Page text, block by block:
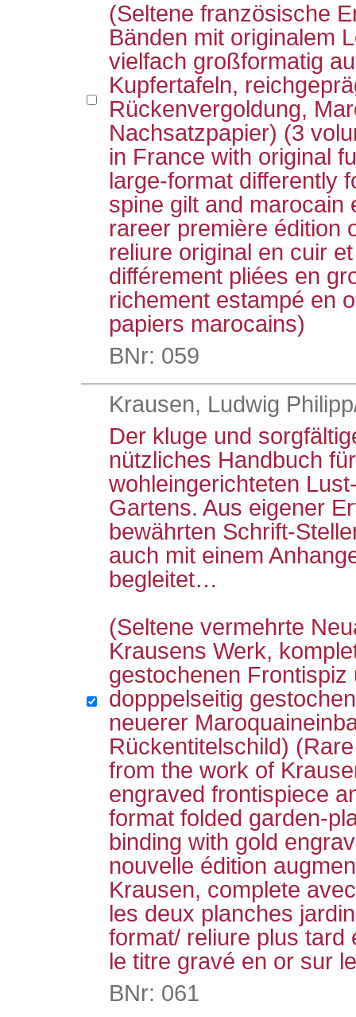
(Seltene französische
Bänden mit originalem
vielfach großformatig
Kupfertafeln,
Rückenvergoldung,
Nachsatzpapier) (3
in France with original
large-format differently
spine gilt and marocain
rareer première édition
reliure original en cuir
différement pliées en
richement estampé en
papiers marocains)
BNr: 059
Krausen, Ludwig
Der kluge und
nützliches Handbuch
wohleingerichteten
Gartens. Aus eigener
bewährten Schrift-
auch mit einem
begleitet…
(Seltene vermehrte
Krausens Werk,
gestochenen Frontispiz
dopppelseitig
neuerer
Rückentitelschild)
from the work of
engraved frontispiece
format folded garden-
binding with gold
nouvelle édition
Krausen, complete
les deux planches
format/ reliure plus tard
le titre gravé en or sur
BNr: 061